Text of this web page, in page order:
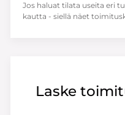
Laske
Jos haluat tilata useita eri
kautta - siellä näet